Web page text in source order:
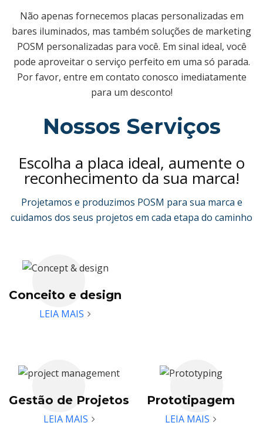
Placas de Quadro de
Quadro-Negro em Forma
de A à Venda
Provedor de Soluções de
Embalagem de Vinho
para menu de bar para
Balde de Gelo
Acessórios para barra
Abredor de Garrafas com
Sobre
Quem somos
Sustentabilidade
Nossa equipe
Não apenas fornecemos placas personalizadas em
bares iluminados, mas também soluções de marketing
POSM personalizadas para você. Em sinal ideal, você
pode aproveitar o serviço perfeito em uma só parada.
Por favor, entre em contato conosco imediatamente
para um desconto!
Nossos Serviços
Escolha a placa ideal, aumente o
reconhecimento da sua marca!
Projetamos e produzimos POSM para sua marca e
cuidamos dos seus projetos em cada etapa do caminho
Conceito e design
LEIA MAIS
Gestão de Projetos
LEIA MAIS
Prototipagem
LEIA MAIS